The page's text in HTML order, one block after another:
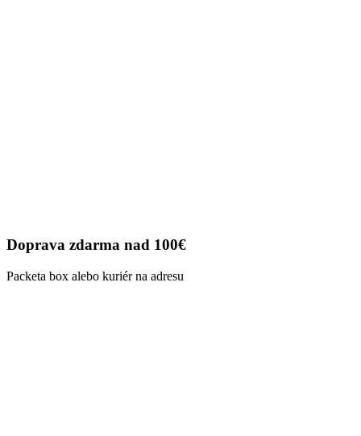
Doprava zdarma nad 100€
Packeta box alebo kuriér na adresu